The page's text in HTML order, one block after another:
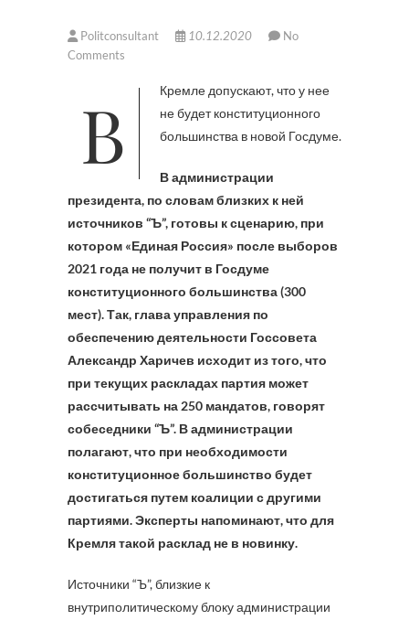
Politconsultant 10.12.2020
No
Comments
В Кремле допускают, что у нее
не будет конституционного
большинства в новой Госдуме.
В администрации
президента, по словам близких к ней
источников “Ъ”, готовы к сценарию, при
котором «Единая Россия» после выборов
2021 года не получит в Госдуме
конституционного большинства (300
мест). Так, глава управления по
обеспечению деятельности Госсовета
Александр Харичев исходит из того, что
при текущих раскладах партия может
рассчитывать на 250 мандатов, говорят
собеседники “Ъ”. В администрации
полагают, что при необходимости
конституционное большинство будет
достигаться путем коалиции с другими
партиями. Эксперты напоминают, что для
Кремля такой расклад не в новинку.
Источники “Ъ”, близкие к
внутриполитическому блоку администрации